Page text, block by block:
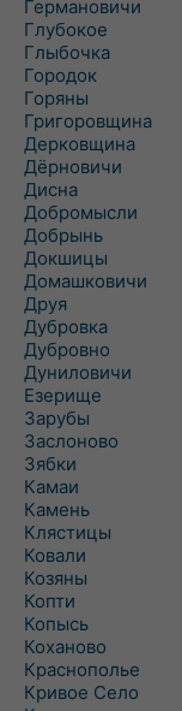
Германовичи
Глубокое
Глыбочка
Городок
Горяны
Григоровщина
Дерковщина
Дёрновичи
Дисна
Добромысли
Добрынь
Докшицы
Домашковичи
Друя
Дубровка
Дубровно
Дуниловичи
Езерище
Зарубы
Заслоново
Зябки
Камаи
Камень
Клястицы
Ковали
Козяны
Копти
Копысь
Коханово
Краснополье
Кривое Село